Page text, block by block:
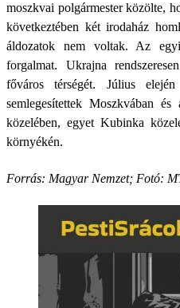
moszkvai polgármester közölte,
következtében két irodaház
áldozatok nem voltak. Az
forgalmat. Ukrajna
főváros térségét. Július
semlegesítettek Moszkvában
közelében, egyet Kubinka
környékén.
Forrás: Magyar Nemzet; Fotó: